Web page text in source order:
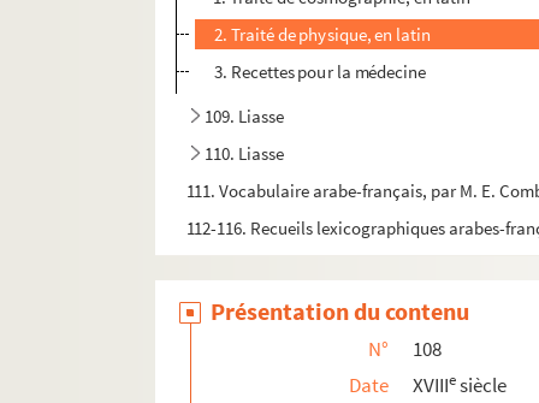
2. Traité de physique, en latin
3. Recettes pour la médecine
109. Liasse
110. Liasse
111. Vocabulaire arabe-français, par M. E.
112-116. Recueils lexicographiques arabes-
Présentation du contenu
N°
108
Date
XVIIIesiècle